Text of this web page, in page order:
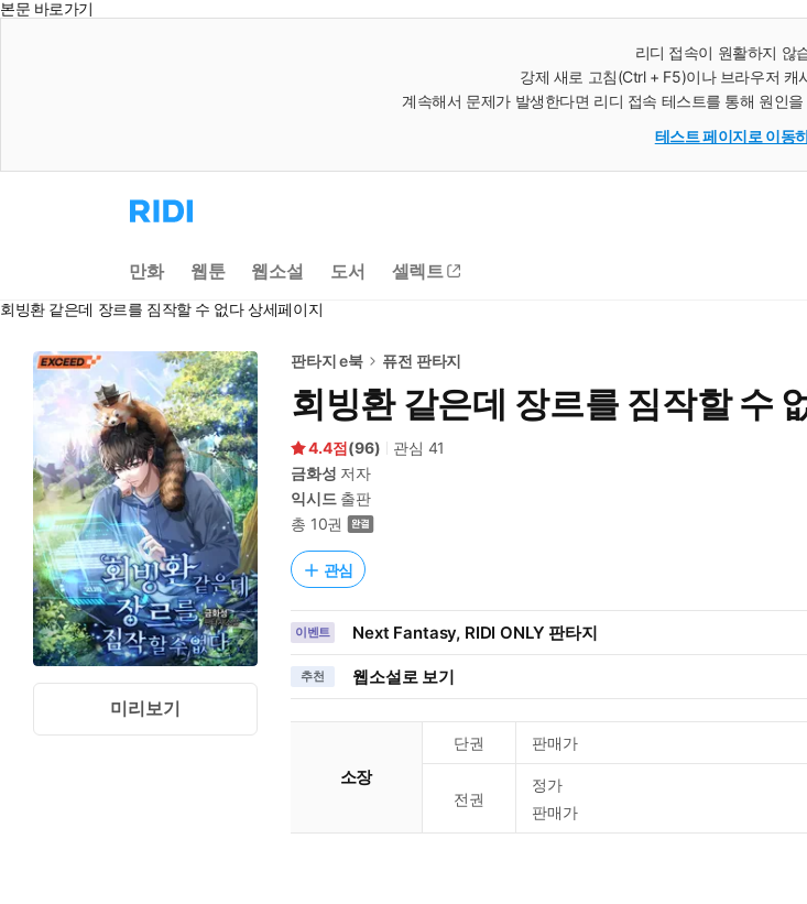
본문 바로가기
리디 접속이 원활하지 않
강제 새로 고침(Ctrl + F5)이나 브라우저 캐
계속해서 문제가 발생한다면 리디 접속 테스트를 통해 원인
테스트 페이지로 이동
리
디
으
로
동
만화 웹툰 웹소설 도서 셀렉트
회빙환 같은데 장르를 짐작할 수 없다 상세페이지
미리보기
판타지 e북 퓨전 판타지
회빙환 같은데 장르를 짐작할 수
4.4 (96) 관심 41
금화성 저자
익시드 출판
총 10권
관심
이벤트 Next Fantasy, RIDI ONLY 판타지
추천 웹소설로 보기
소장
단권 판매가
전권
정가
판매가